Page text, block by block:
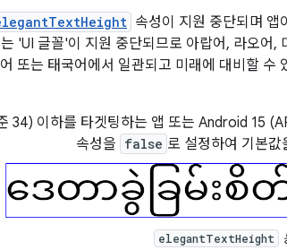
속성이 지원 중단되며
'UI 글꼴'이 지원 중단되므로 아랍어, 라오어
또는 태국어에서 일관되고 미래에 대비할 수
34) 이하를 타겟팅하는 앱 또는 Android 15
속성을 false 로 설정하여 기본값
elegantTextHeight